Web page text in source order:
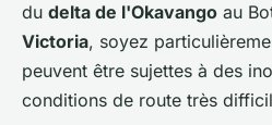
du delta de l'Okavango au
Victoria, soyez
peuvent être sujettes à des
conditions de route très